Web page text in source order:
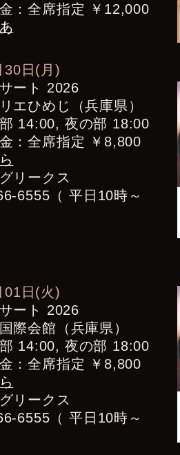
：全席指定 ￥12,000
30日(月)
ート 2026
エひめじ（兵庫県）
14:00, 夜の部 18:00
：全席指定 ￥8,800
リークス
6555（ 平日10時～
01日(火)
ート 2026
際会館（兵庫県）
14:00, 夜の部 18:00
：全席指定 ￥8,800
リークス
6555（ 平日10時～